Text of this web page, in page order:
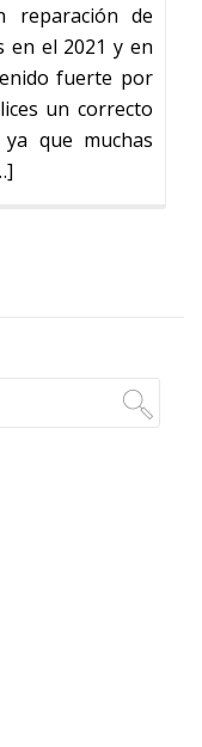
de
en el 2021 y en
fuerte por
un correcto
que muchas